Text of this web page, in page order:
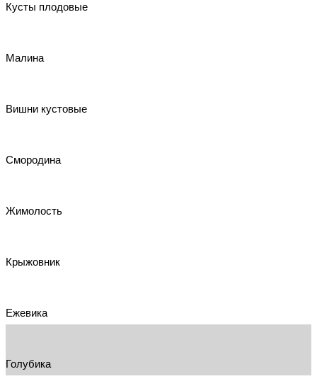
Кусты плодовые
Малина
Вишни кустовые
Смородина
Жимолость
Крыжовник
Ежевика
Голубика